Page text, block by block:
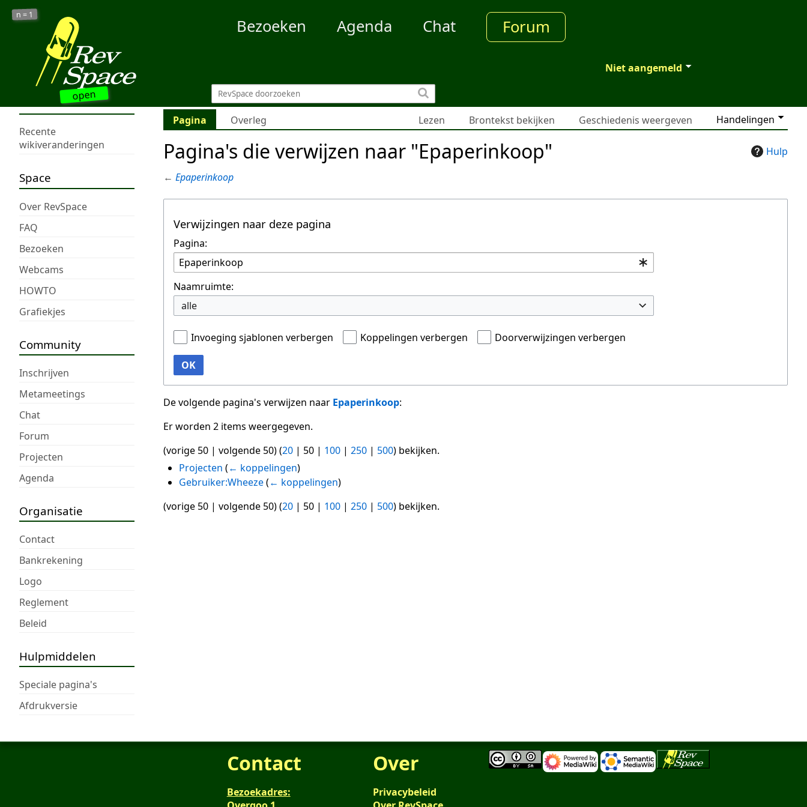
open
n = 1
Bezoeken Agenda Chat Forum
Niet aangemeld
Recente
wikiveranderingen
Space
Over RevSpace
FAQ
Bezoeken
Webcams
HOWTO
Grafiekjes
Community
Inschrijven
Metameetings
Chat
Forum
Projecten
Agenda
Organisatie
Contact
Bankrekening
Logo
Reglement
Beleid
Hulpmiddelen
Speciale pagina's
Afdrukversie
Pagina Overleg Handelingen
Lezen Brontekst bekijken Geschiedenis weergeven
Hulp
Pagina's die verwijzen naar "Epaperinkoop"
← Epaperinkoop
Verwijzingen naar deze pagina
Pagina:
Naamruimte:
alle
Invoeging sjablonen verbergen Koppelingen verbergen Doorverwijzingen verbergen
OK
De volgende pagina's verwijzen naar Epaperinkoop:
Er worden 2 items weergegeven.
(vorige 50 | volgende 50) (20 | 50 | 100 | 250 | 500) bekijken.
Projecten (← koppelingen)
Gebruiker:Wheeze (← koppelingen)
(vorige 50 | volgende 50) (20 | 50 | 100 | 250 | 500) bekijken.
Contact
Bezoekadres:
Over
Privacybeleid